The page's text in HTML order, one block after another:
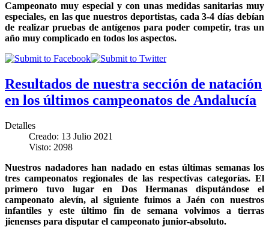
Campeonato muy especial y con unas medidas sanitarias muy
especiales, en las que nuestros deportistas, cada 3-4 días debían
de realizar pruebas de antígenos para poder competir, tras un
año muy complicado en todos los aspectos.
Resultados de nuestra sección de natación
en los últimos campeonatos de Andalucía
Detalles
Creado: 13 Julio 2021
Visto: 2098
Nuestros nadadores han nadado en estas últimas semanas los
tres campeonatos regionales de las respectivas categorías. El
primero tuvo lugar en Dos Hermanas disputándose el
campeonato alevín, al siguiente fuimos a Jaén con nuestros
infantiles y este último fin de semana volvimos a tierras
jienenses para disputar el campeonato junior-absoluto.